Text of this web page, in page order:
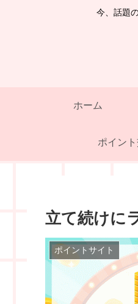
今、話題
ホーム
ポイン
立て続けに
ポイントサイト